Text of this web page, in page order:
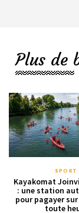
Plus de
SPORT
Kayakomat
: une station
pour pagayer
toute